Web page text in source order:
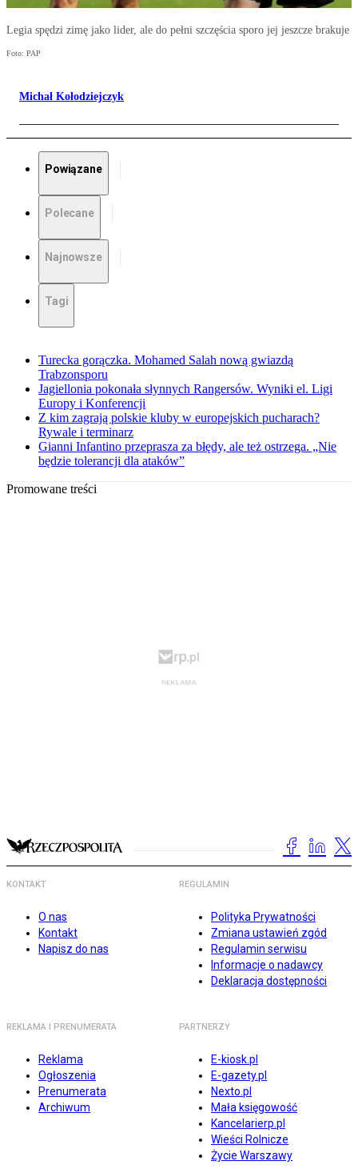
Legia spędzi zimę jako lider, ale do pełni szczęścia sporo jej jeszcze brakuje
Foto: PAP
Michał Kołodziejczyk
Powiązane
Polecane
Najnowsze
Tagi
Turecka gorączka. Mohamed Salah nową gwiazdą
Trabzonsporu
Jagiellonia pokonała słynnych Rangersów. Wyniki el. Ligi
Europy i Konferencji
Z kim zagrają polskie kluby w europejskich pucharach?
Rywale i terminarz
Gianni Infantino przeprasza za błędy, ale też ostrzega. „Nie
będzie tolerancji dla ataków”
Promowane treści
KONTAKT
O nas
Kontakt
Napisz do nas
REGULAMIN
Polityka Prywatności
Zmiana ustawień zgód
Regulamin serwisu
Informacje o nadawcy
Deklaracja dostępności
REKLAMA I PRENUMERATA
Reklama
Ogłoszenia
Prenumerata
Archiwum
PARTNERZY
E-kiosk.pl
E-gazety.pl
Nexto.pl
Mała księgowość
Kancelarierp.pl
Wieści Rolnicze
Życie Warszawy